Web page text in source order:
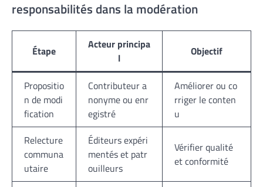
responsabilités dans la modération
Étape
Acteur principa
l
Objectif
Propositio
n de modi
fication
Contributeur a
nonyme ou enr
egistré
Améliorer ou co
rriger le conten
u
Relecture
communa
utaire
Éditeurs expéri
mentés et patr
ouilleurs
Vérifier qualité
et conformité